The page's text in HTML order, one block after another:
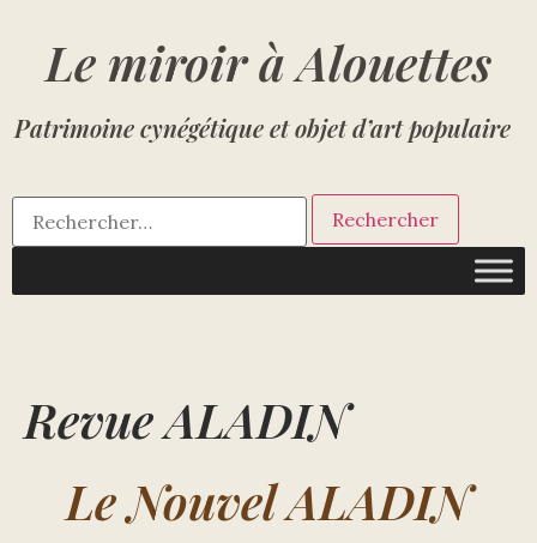
Le miroir à Alouettes
Patrimoine cynégétique et objet d’art populaire
Revue ALADIN
Le Nouvel ALADIN